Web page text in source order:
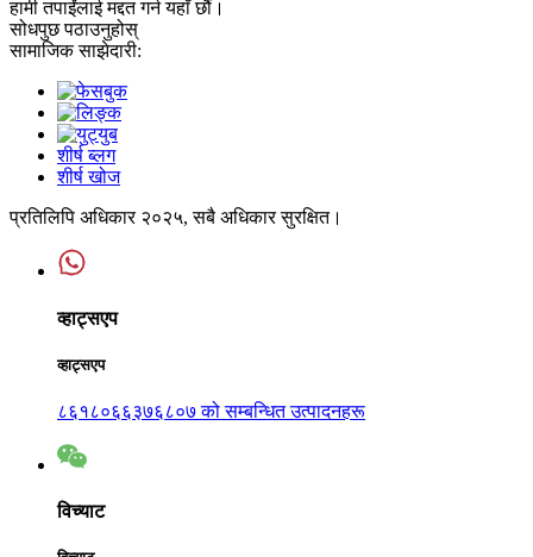
हामी तपाईंलाई मद्दत गर्न यहाँ छौं।
सोधपुछ पठाउनुहोस्
सामाजिक साझेदारी:
शीर्ष ब्लग
शीर्ष खोज
प्रतिलिपि अधिकार २०२५, सबै अधिकार सुरक्षित।
व्हाट्सएप
व्हाट्सएप
८६१८०६६३७६८०७ को सम्बन्धित उत्पादनहरू
विच्याट